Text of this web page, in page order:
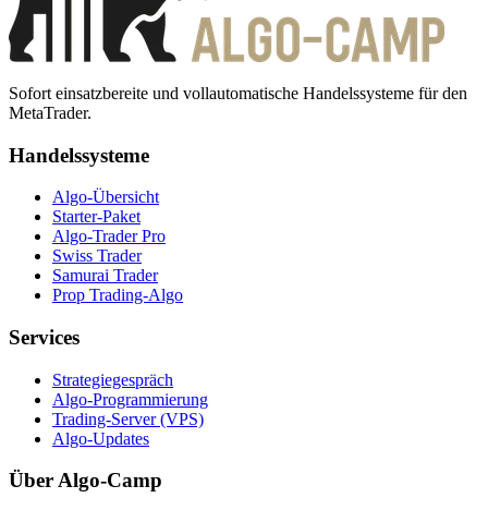
Sofort einsatzbereite und vollautomatische Handelssysteme für den
MetaTrader.
Handelssysteme
Algo-Übersicht
Starter-Paket
Algo-Trader Pro
Swiss Trader
Samurai Trader
Prop Trading-Algo
Services
Strategiegespräch
Algo-Programmierung
Trading-Server (VPS)
Algo-Updates
Über Algo-Camp